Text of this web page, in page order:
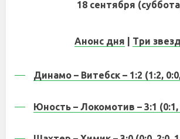
18 сентября
Анонс дня Три
Динамо – Витебск – 1:2 (1:2,
Юность – Локомотив – 3:1 (0:1,